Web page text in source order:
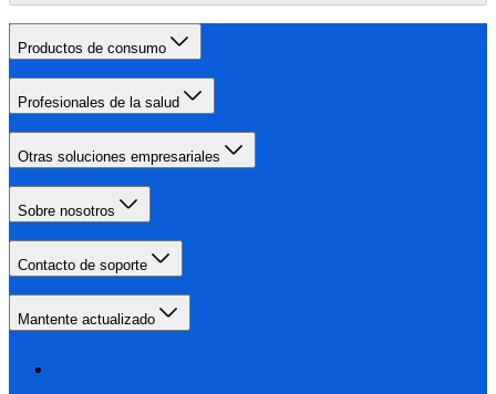
Productos de consumo
Profesionales de la salud
Otras soluciones empresariales
Sobre nosotros
Contacto de soporte
Mantente actualizado